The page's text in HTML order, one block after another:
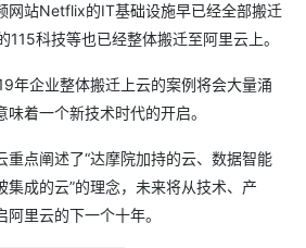
网站Netflix的IT基础设施早已经全部搬迁
115科技等也已经整体搬迁至阿里云上。
年企业整体搬迁上云的案例将会大量涌
着一个新技术时代的开启。
重点阐述了“达摩院加持的云、数据智能
集成的云”的理念，未来将从技术、产
里云的下一个十年。